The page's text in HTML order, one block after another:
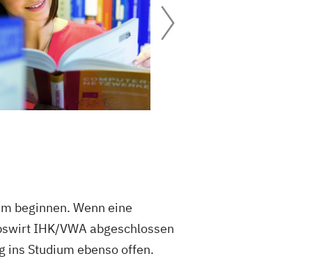
beginnen. Wenn eine
IHK/VWA abgeschlossen
ins Studium ebenso offen.